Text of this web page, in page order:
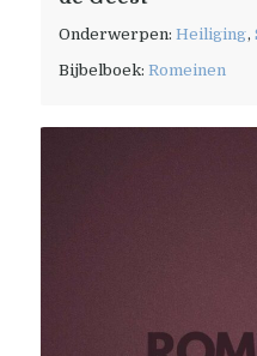
Onderwerpen:Heiliging,
Bijbelboek:Romeinen